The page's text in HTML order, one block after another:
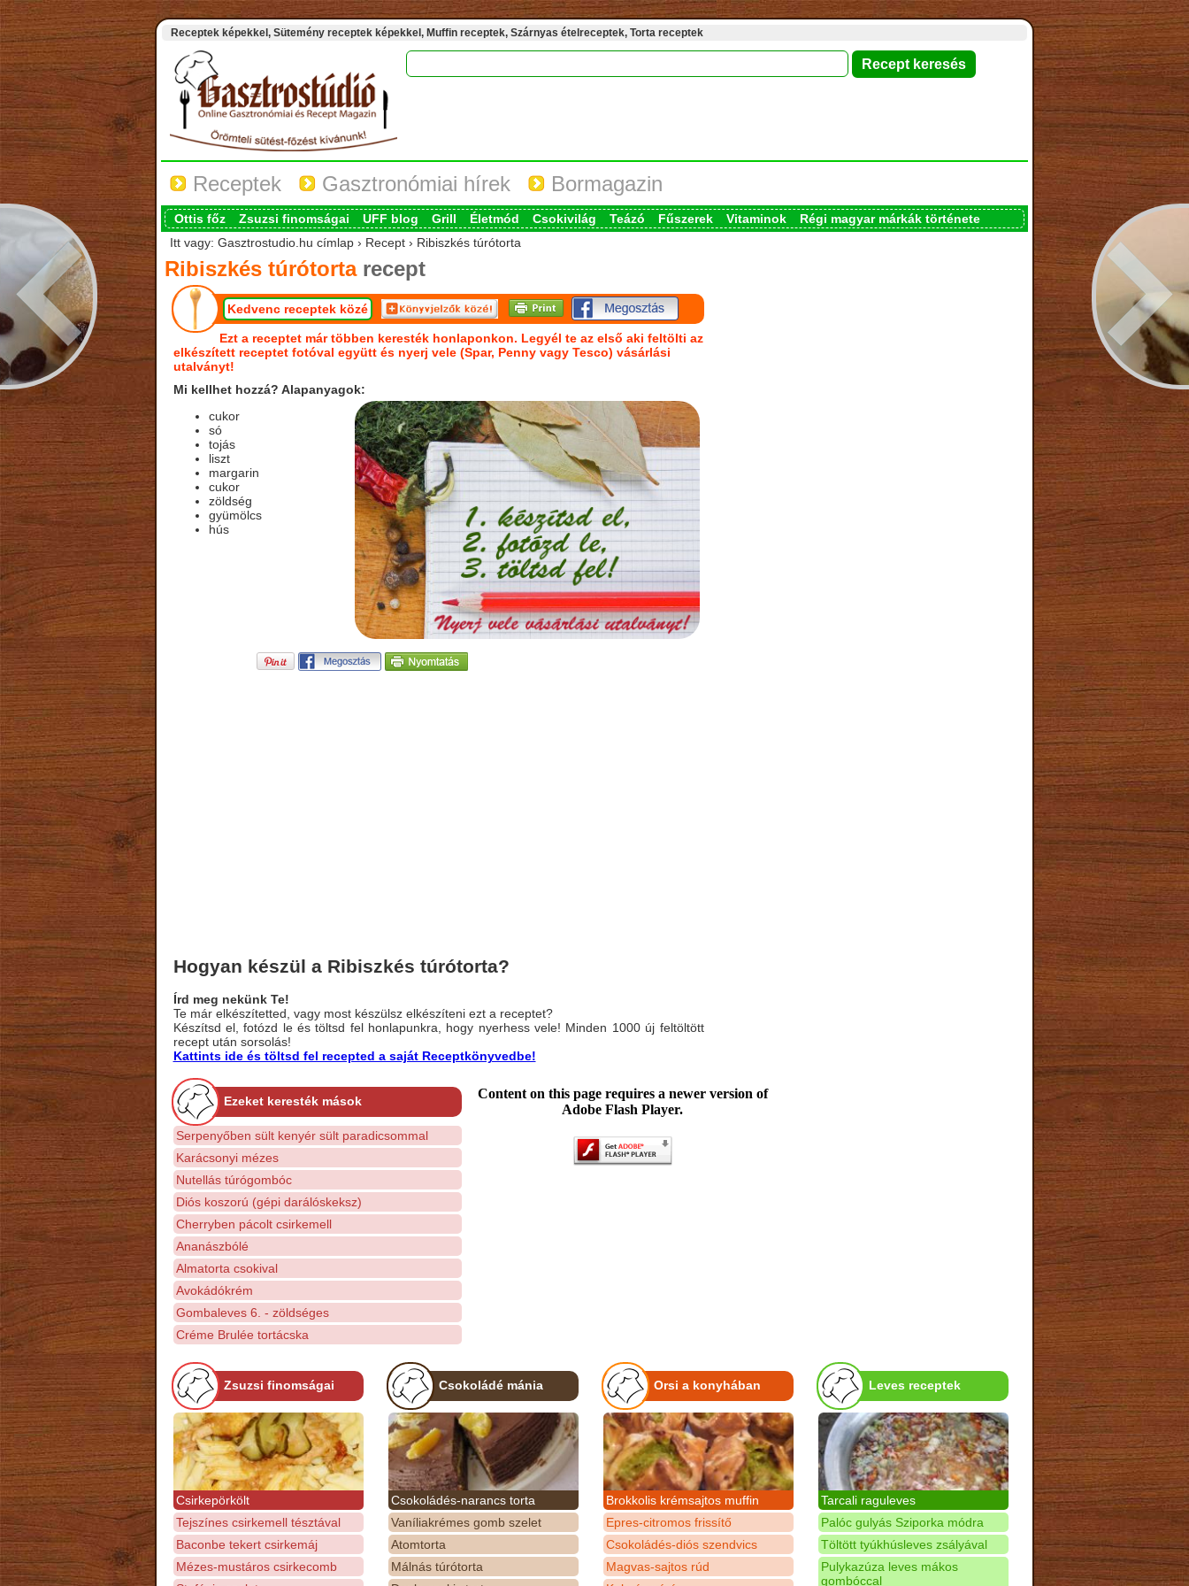
Receptek képekkel, Sütemény receptek képekkel, Muffin receptek, Szárnyas ételreceptek, Torta receptek
Receptek Gasztronómiai hírek Bormagazin
Ottis főz Zsuzsi finomságai UFF blog Grill Életmód Csokivilág Teázó Fűszerek Vitaminok
Régi magyar márkák története
Itt vagy: Gasztrostudio.hu címlap › Recept › Ribiszkés túrótorta
Ribiszkés túrótortarecept
Kedvenc receptek közé
Ezt a receptet már többen keresték honlaponkon. Legyél te az első aki feltölti az
elkészített receptet fotóval együtt és nyerj vele (Spar, Penny vagy Tesco) vásárlási
utalványt!
Mi kellhet hozzá? Alapanyagok:
cukor
só
tojás
liszt
margarin
cukor
zöldség
gyümölcs
hús
Hogyan készül a Ribiszkés túrótorta?
Írd meg nekünk Te!
Te már elkészítetted, vagy most készülsz elkészíteni ezt a receptet?
Készítsd el, fotózd le és töltsd fel honlapunkra, hogy nyerhess vele! Minden 1000 új feltöltött
recept után sorsolás!
Kattints ide és töltsd fel recepted a saját Receptkönyvedbe!
Ezeket keresték mások
Serpenyőben sült kenyér sült paradicsommal
Karácsonyi mézes
Nutellás túrógombóc
Diós koszorú (gépi darálóskeksz)
Cherryben pácolt csirkemell
Ananászbólé
Almatorta csokival
Avokádókrém
Gombaleves 6. - zöldséges
Créme Brulée tortácska
Content on this page requires a newer version of
Adobe Flash Player.
Zsuzsi finomságai
Csirkepörkölt
Tejszínes csirkemell tésztával
Baconbe tekert csirkemáj
Mézes-mustáros csirkecomb
Csokoládé mánia
Csokoládés-narancs torta
Vaníliakrémes gomb szelet
Atomtorta
Málnás túrótorta
Orsi a konyhában
Brokkolis krémsajtos muffin
Epres-citromos frissítő
Csokoládés-diós szendvics
Magvas-sajtos rúd
Leves receptek
Tarcali raguleves
Palóc gulyás Sziporka módra
Töltött tyúkhúsleves zsályával
Pulykazúza leves mákos
gombóccal